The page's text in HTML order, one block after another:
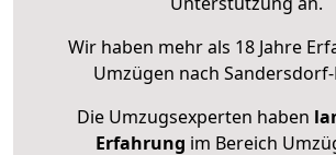
Wir haben mehr als 18 Jahre
Umzügen nach
Die Umzugsexperten haben
Erfahrung im Bereich